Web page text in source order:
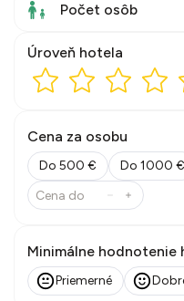
Počet osôb
Úroveň hotela
Cena za osobu
Do 500 € Do 1000 €
Minimálne hodnotenie
Priemerné